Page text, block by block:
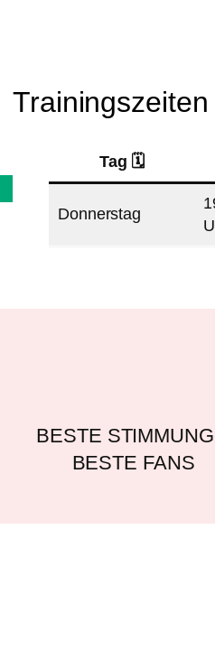
Trainingszeiten
Tag 🗓️
Donnerstag
BESTE
BESTE FANS